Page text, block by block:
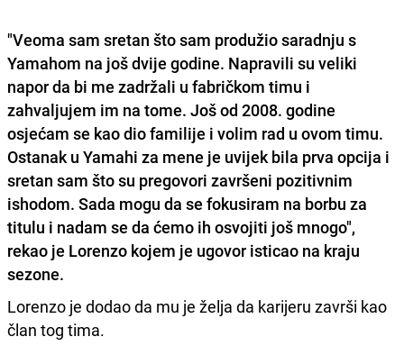
"Veoma sam sretan što sam produžio saradnju s
Yamahom na još dvije godine. Napravili su veliki
napor da bi me zadržali u fabričkom timu i
zahvaljujem im na tome. Još od 2008. godine
osjećam se kao dio familije i volim rad u ovom timu.
Ostanak u Yamahi za mene je uvijek bila prva opcija i
sretan sam što su pregovori završeni pozitivnim
ishodom. Sada mogu da se fokusiram na borbu za
titulu i nadam se da ćemo ih osvojiti još mnogo",
rekao je Lorenzo kojem je ugovor isticao na kraju
sezone.
Lorenzo je dodao da mu je želja da karijeru završi kao
član tog tima.